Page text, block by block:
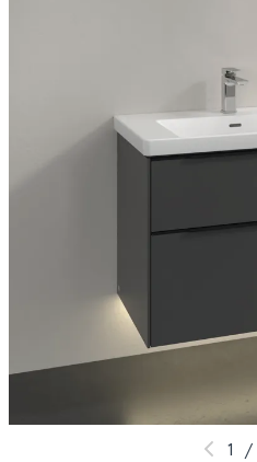
Nordlux smart 2 stk
229
Klikk & Hent
1 /